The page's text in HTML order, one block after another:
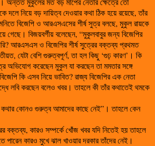
দলে নিয়ে বড় দায়িত্ব দেওয়ার কথা ঠিক হয়ে রয়েছে, তাঁর
বিজেপি ও আরএসএসের শীর্ষ সুত্র বলছে, মুকুল রায়কে
গেছে। বিজয়বর্গীয় বলেছেন, “মুকুলবাবুর জন্য বিজেপির
আরএসএস ও বিজেপির শীর্ষ সুত্রের বক্তব্য প্রথমত
যেটা বেশি গুরুত্বপূর্ণ, তা হল কিছু ‘গুঢ় কারণ’। কি
অভিযোগ করেছেন মুকুল যা করছেন তা মমতার সঙ্গে
কি এসব নিয়ে ভাবিত? রাজ্য বিজেপির এক নেতা
লবি করছেন বলেও খবর। তাহলে কী তাঁর কথাতেই থমকে
কথার কোনও গুরুত্ব আমাদের কাছে নেই”। তাহলে কেন
বক্তব্য, কারও সম্পর্কে খোঁজ খবর যদি নিতেই হয় তাহলে
পারেন কারও মুখে ঝাল খাওয়ার দরকার তাঁদের নেই।